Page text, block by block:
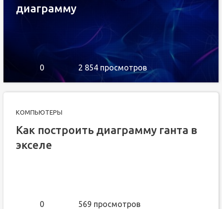
диаграмму
0 2 854 просмотров
КОМПЬЮТЕРЫ
Как построить диаграмму ганта в
экселе
0 569 просмотров